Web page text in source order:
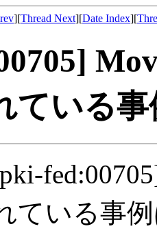
][Thread Next][Date Index][
いる事
ている事